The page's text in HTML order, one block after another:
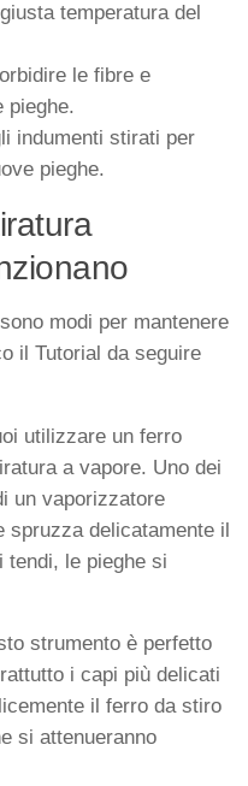
temperatura del
le fibre e
pieghe.
indumenti stirati per
pieghe.
modi per mantenere
il Tutorial da seguire
utilizzare un ferro
a vapore. Uno dei
un vaporizzatore
spruzza delicatamente il
le pieghe si
strumento è perfetto
i capi più delicati
il ferro da stiro
si attenueranno